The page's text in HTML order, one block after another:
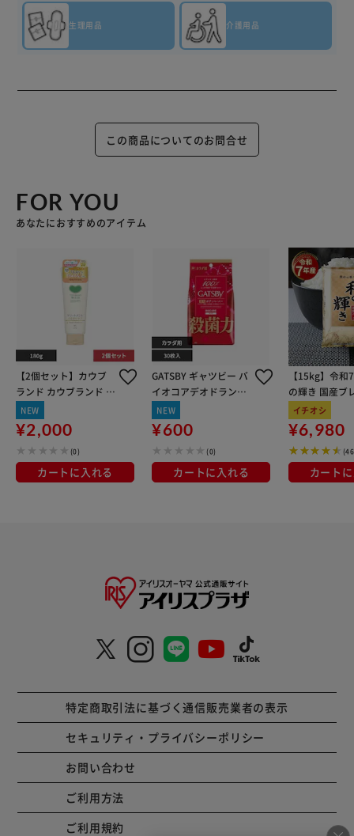
生理用品 介護用品
この商品についてのお問合せ
FOR YOU
あなたにおすすめのアイテム
【2個セット】カウブ
ランド カウブランド 無
添加トリートメント 18
0g うるおいケア
NEW
¥2,000
(0)
カートに入れる
GATSBY ギャツビー バ
イオコアデオドラント
ボディペーパー 30枚
無香料
NEW
¥600
(0)
カートに入れる
【15kg】令和
の輝き 国産ブ
kg×3袋
イチオシ
¥6,980
カート
特定商取引法に基づく通信販売業者の表示
セキュリティ・プライバシーポリシー
お問い合わせ
ご利用方法
ご利用規約